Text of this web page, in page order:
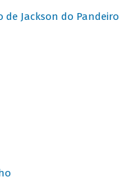
de Jackson do Pandeiro